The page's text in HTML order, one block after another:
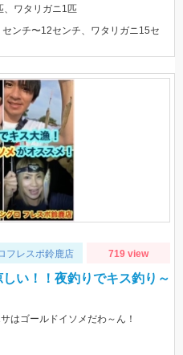
、ワタリガニ1匹
センチ〜12センチ、ワタリガニ15セ
フレスポ鈴鹿店 719 view
い！！夜釣りでキス釣り～
はゴールドイソメだわ～ん！